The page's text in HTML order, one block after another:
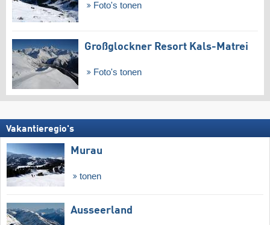
Foto's tonen
Großglockner Resort Kals-Matrei
Foto's tonen
Vakantieregio's
Murau
tonen
Ausseerland